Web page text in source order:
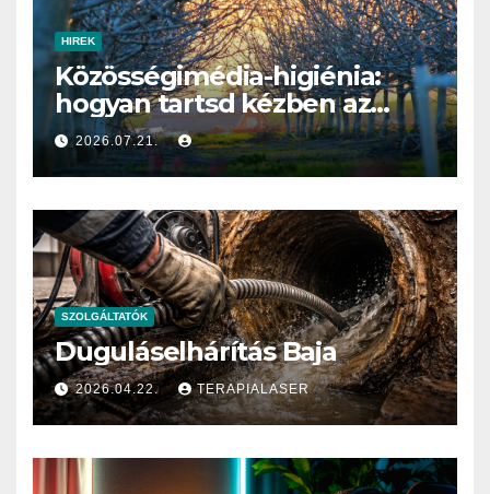
HIREK
Közösségimédia-higiénia:
hogyan tartsd kézben az
online idődet?
2026.07.21.
SZOLGÁLTATÓK
Duguláselhárítás Baja
2026.04.22. TERAPIALASER